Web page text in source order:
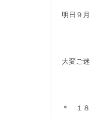
明日９
大変ご
＊ １８